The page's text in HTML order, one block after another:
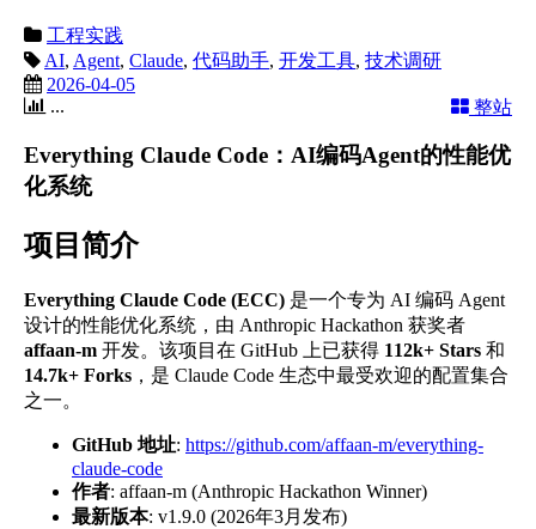
工程实践
AI, Agent, Claude, 代码助手, 开发工具, 技术调研
2026-04-05
...
整站
Everything Claude Code：AI编码Agent的性能优
化系统
项目简介
Everything Claude Code (ECC) 是一个专为 AI 编码 Agent
设计的性能优化系统，由 Anthropic Hackathon 获奖者
affaan-m 开发。该项目在 GitHub 上已获得 112k+ Stars 和
14.7k+ Forks ，是 Claude Code 生态中最受欢迎的配置集合
之一。
GitHub 地址: https://github.com/affaan-m/everything-
claude-code
作者: affaan-m (Anthropic Hackathon Winner)
最新版本: v1.9.0 (2026年3月发布)